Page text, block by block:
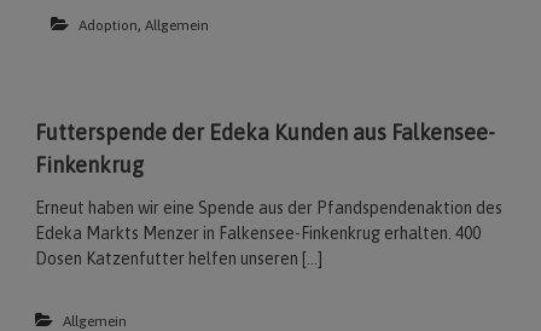
Adoption, Allgemein
Futterspende der Edeka Kunden aus Falkensee-
Finkenkrug
Erneut haben wir eine Spende aus der Pfandspendenaktion des
Edeka Markts Menzer in Falkensee-Finkenkrug erhalten. 400
Dosen Katzenfutter helfen unseren […]
Allgemein